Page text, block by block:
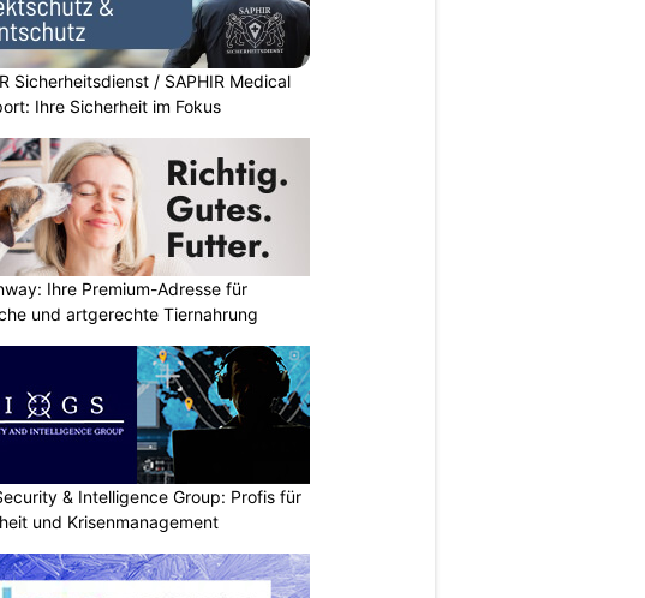
Sicherheitsdienst / SAPHIR Medical
Ihre Sicherheit im Fokus
Ihre Premium-Adresse für
und artgerechte Tiernahrung
& Intelligence Group: Profis für
und Krisenmanagement